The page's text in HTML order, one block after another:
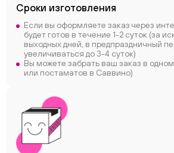
Сроки изготовления
Если вы оформляете заказ через
будет готов в течение 1-2 суток (за
выходных дней, в предпраздничный
увеличиваться до 3-4 суток)
Вы можете забрать ваш заказ в
или постаматов в Саввино)